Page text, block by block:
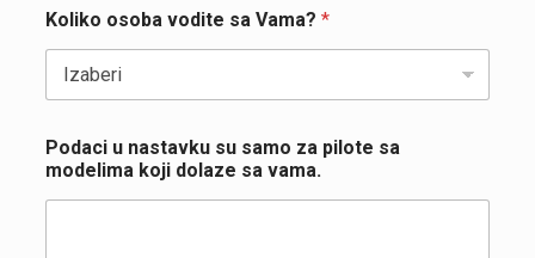
Koliko osoba vodite sa Vama? *
o
d
e
Podaci u nastavku su samo za pilote sa
modelima koji dolaze sa vama.